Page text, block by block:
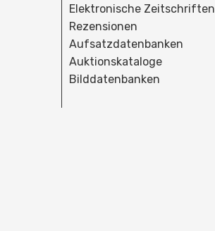
Elektronische Zeitschriften
Rezensionen
Aufsatzdatenbanken
Auktionskataloge
Bilddatenbanken